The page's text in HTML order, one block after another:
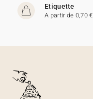
Etiquette
A partir de 0,70 €